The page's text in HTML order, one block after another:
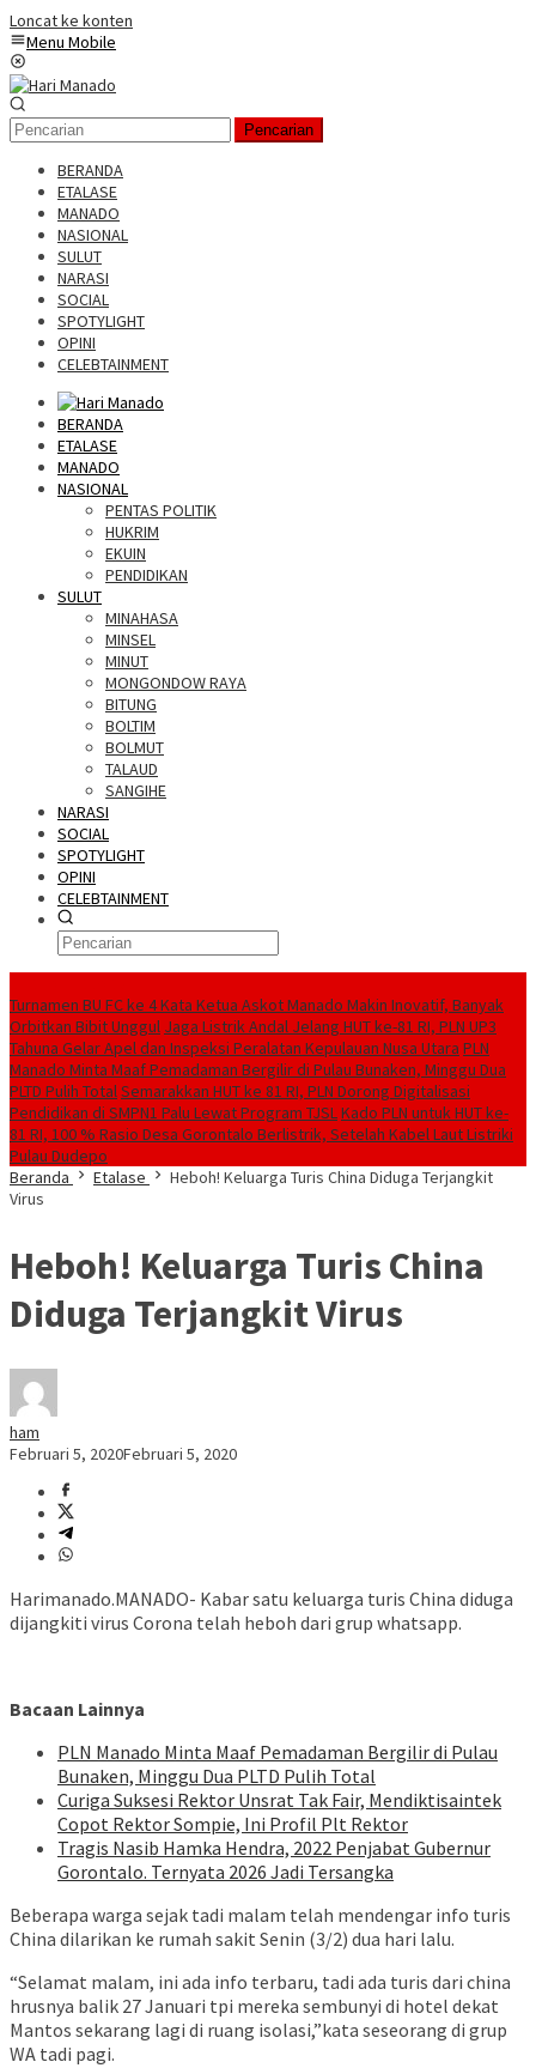
Loncat ke konten
Menu Mobile
Pencarian
BERANDA
ETALASE
MANADO
NASIONAL
SULUT
NARASI
SOCIAL
SPOTYLIGHT
OPINI
CELEBTAINMENT
BERANDA
ETALASE
MANADO
NASIONAL
PENTAS POLITIK
HUKRIM
EKUIN
PENDIDIKAN
SULUT
MINAHASA
MINSEL
MINUT
MONGONDOW RAYA
BITUNG
BOLTIM
BOLMUT
TALAUD
SANGIHE
NARASI
SOCIAL
SPOTYLIGHT
OPINI
CELEBTAINMENT
Turnamen BU FC ke 4 Kata Ketua Askot Manado Makin Inovatif, Banyak
Orbitkan Bibit Unggul Jaga Listrik Andal Jelang HUT ke-81 RI, PLN UP3
Tahuna Gelar Apel dan Inspeksi Peralatan Kepulauan Nusa Utara PLN
Manado Minta Maaf Pemadaman Bergilir di Pulau Bunaken, Minggu Dua
PLTD Pulih TotalSemarakkan HUT ke 81 RI, PLN Dorong Digitalisasi
Pendidikan di SMPN1 Palu Lewat Program TJSLKado PLN untuk HUT ke-
81 RI, 100 % Rasio Desa Gorontalo Berlistrik, Setelah Kabel Laut Listriki
Pulau Dudepo
Beranda
Etalase
Heboh! Keluarga Turis China Diduga Terjangkit
Virus
Heboh! Keluarga Turis China
Diduga Terjangkit Virus
ham
Februari 5, 2020Februari 5, 2020
Harimanado.MANADO- Kabar satu keluarga turis China diduga
dijangkiti virus Corona telah heboh dari grup whatsapp.
Bacaan Lainnya
PLN Manado Minta Maaf Pemadaman Bergilir di Pulau
Bunaken, Minggu Dua PLTD Pulih Total
Curiga Suksesi Rektor Unsrat Tak Fair, Mendiktisaintek
Copot Rektor Sompie, Ini Profil Plt Rektor
Tragis Nasib Hamka Hendra, 2022 Penjabat Gubernur
Gorontalo. Ternyata 2026 Jadi Tersangka
Beberapa warga sejak tadi malam telah mendengar info turis
China dilarikan ke rumah sakit Senin (3/2) dua hari lalu.
“Selamat malam, ini ada info terbaru, tadi ada turis dari china
hrusnya balik 27 Januari tpi mereka sembunyi di hotel dekat
Mantos sekarang lagi di ruang isolasi,”kata seseorang di grup
WA tadi pagi.